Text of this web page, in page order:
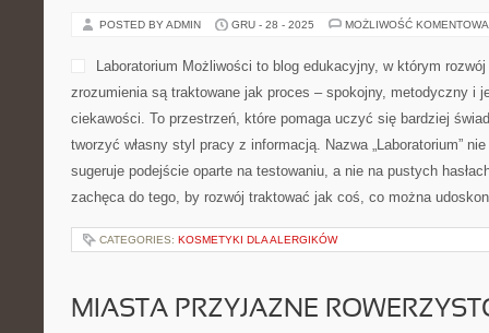
POSTED BY ADMIN GRU - 28 - 2025 MOŻLIWOŚĆ
Laboratorium Możliwości to blog edukacyjny, w którym
zrozumienia są traktowane jak proces – spokojny, metodyczny i
ciekawości. To przestrzeń, które pomaga uczyć się bardziej
tworzyć własny styl pracy z informacją. Nazwa „Laboratorium”
sugeruje podejście oparte na testowaniu, a nie na pustych
zachęca do tego, by rozwój traktować jak coś, co można
CATEGORIES: KOSMETYKI DLA ALERGIKÓW
MIASTA PRZYJAZNE